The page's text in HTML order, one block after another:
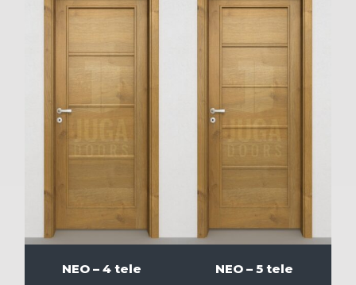
NEO – 4 tele NEO – 5 tele